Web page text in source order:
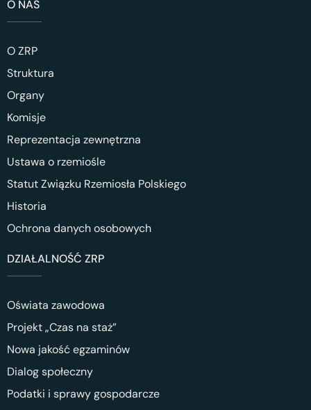
O NAS
O ZRP
Struktura
Organy
Komisje
Reprezentacja zewnętrzna
Ustawa o rzemiośle
Statut Związku Rzemiosła Polskiego
Historia
Ochrona danych osobowych
DZIAŁALNOŚĆ ZRP
Oświata zawodowa
Projekt „Czas na staż”
Nowa jakość egzaminów
Dialog społeczny
Podatki i sprawy gospodarcze